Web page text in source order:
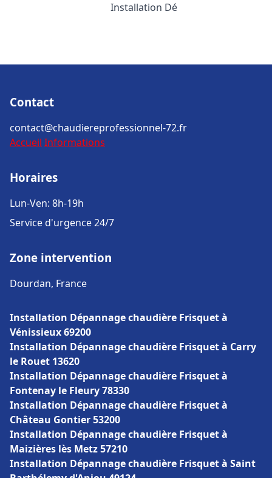
Installation Dé
Contact
contact@chaudiereprofessionnel-72.fr
Accueil Informations
Horaires
Lun-Ven: 8h-19h
Service d'urgence 24/7
Zone intervention
Dourdan, France
Installation Dépannage chaudière Frisquet à
Vénissieux 69200
Installation Dépannage chaudière Frisquet à Carry
le Rouet 13620
Installation Dépannage chaudière Frisquet à
Fontenay le Fleury 78330
Installation Dépannage chaudière Frisquet à
Château Gontier 53200
Installation Dépannage chaudière Frisquet à
Maizières lès Metz 57210
Installation Dépannage chaudière Frisquet à Saint